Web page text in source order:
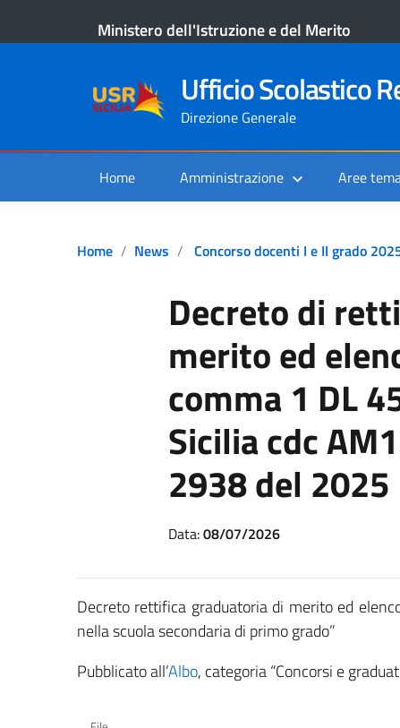
Ministero dell'Istruzione e del Merito
Ufficio Scolastico
Direzione Generale
Home Amministrazione Aree
Home News Concorso docenti I e II grado
Decreto di
merito ed
comma 1 DL
Sicilia cdc
2938 del 2025
Data:08/07/2026
Decreto rettifica graduatoria di merito ed
nella scuola secondaria di primo grado”
Pubblicato all’Albo, categoria “Concorsi e